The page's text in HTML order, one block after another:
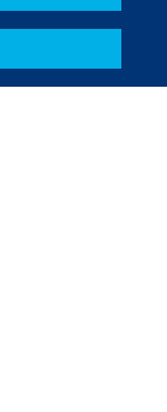
Mais
o mercado
aprendizado
que ampliam